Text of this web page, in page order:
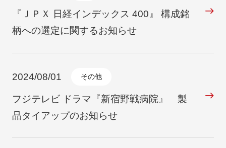
『ＪＰＸ 日経インデックス 400』 構成銘
柄への選定に関するお知らせ
2024/08/01 その他
フジテレビ ドラマ『新宿野戦病院』 製
品タイアップのお知らせ